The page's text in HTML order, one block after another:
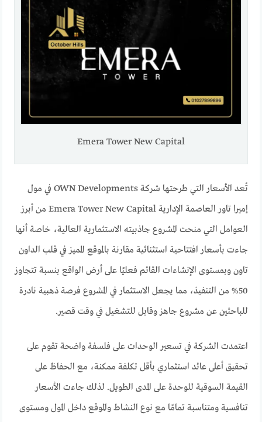
Emera Tower New Capital
تُعد الأسعار التي طرحتها شركة OWN Developments في مول
إميرا تاور العاصمة الإدارية Emera Tower New Capital من أبرز
العوامل التي منحت المشروع جاذبيته الاستثمارية العالية، خاصة أنها
جاءت بأسعار افتتاحية استثنائية مقارنة بالموقع المميز في قلب الداون
تاون وبمستوى الإنشاءات القائم فعليًا على أرض الواقع بنسبة تتجاوز
50% من التنفيذ، مما يجعل الاستثمار في المشروع فرصة ذهبية نادرة
للباحثين عن مشروع جاهز وقابل للتشغيل في وقت قصير.
اعتمدت الشركة في تسعير الوحدات على فلسفة واضحة تقوم على
تحقيق أعلى عائد استثماري بأقل تكلفة ممكنة، مع الحفاظ على
القيمة السوقية للوحدة على المدى الطويل. لذلك جاءت الأسعار
تنافسية ومتناسبة تمامًا مع نوع النشاط والموقع داخل المول ومستوى